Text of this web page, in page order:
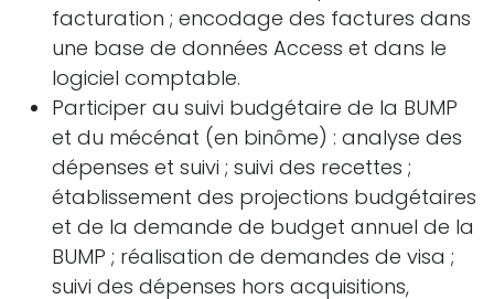
facturation ; encodage des factures dans
une base de données Access et dans le
logiciel comptable.
Participer au suivi budgétaire de la BUMP
et du mécénat (en binôme) : analyse des
dépenses et suivi ; suivi des recettes ;
établissement des projections budgétaires
et de la demande de budget annuel de la
BUMP ; réalisation de demandes de visa ;
suivi des dépenses hors acquisitions,